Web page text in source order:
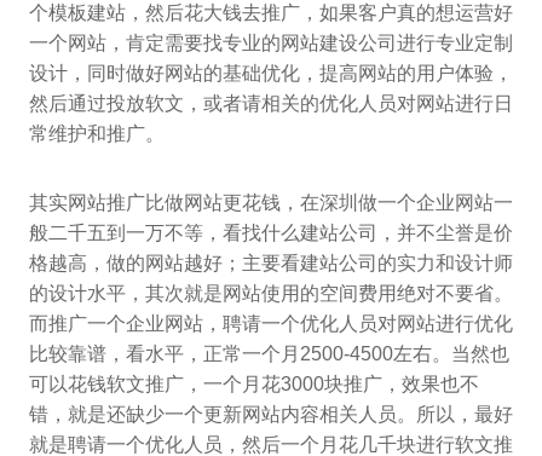
个模板建站，然后花大钱去推广，如果客户真的想运营好
一个网站，肯定需要找专业的网站建设公司进行专业定制
设计，同时做好网站的基础优化，提高网站的用户体验，
然后通过投放软文，或者请相关的优化人员对网站进行日
常维护和推广。
其实网站推广比做网站更花钱，在深圳做一个企业网站一
般二千五到一万不等，看找什么建站公司，并不尘誉是价
格越高，做的网站越好；主要看建站公司的实力和设计师
的设计水平，其次就是网站使用的空间费用绝对不要省。
而推广一个企业网站，聘请一个优化人员对网站进行优化
比较靠谱，看水平，正常一个月2500-4500左右。当然也
可以花钱软文推广，一个月花3000块推广，效果也不
错，就是还缺少一个更新网站内容相关人员。所以，最好
就是聘请一个优化人员，然后一个月花几千块进行软文推